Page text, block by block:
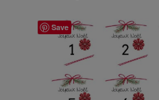
Save